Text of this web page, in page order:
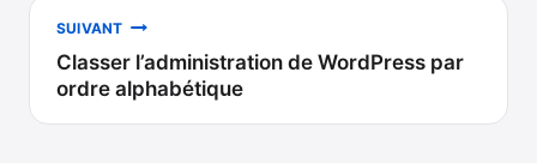
l’article
SUIVANT
Classer l’administration de WordPress par
ordre alphabétique